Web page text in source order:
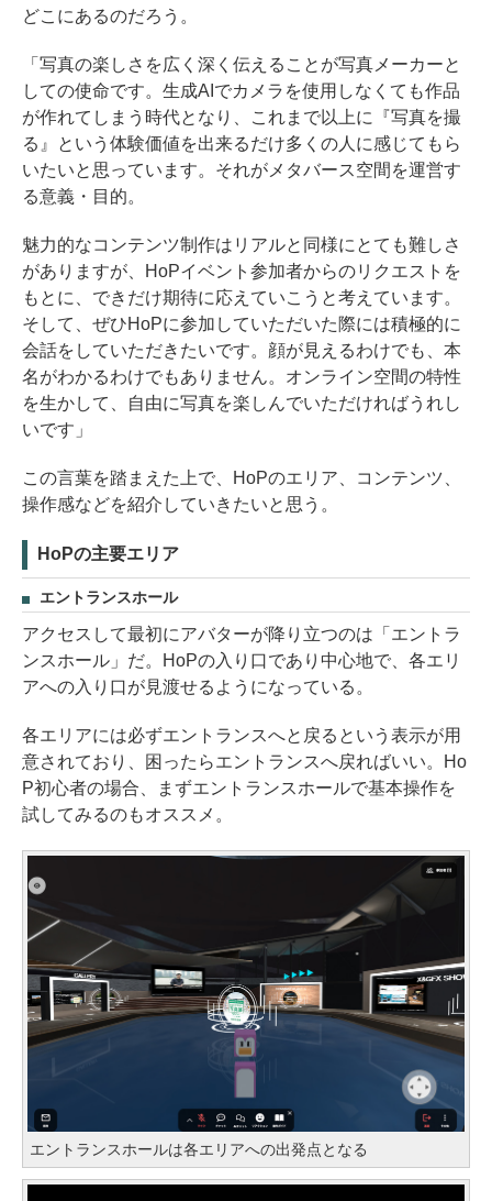
どこにあるのだろう。
「写真の楽しさを広く深く伝えることが写真メーカーと
しての使命です。生成AIでカメラを使用しなくても作品
が作れてしまう時代となり、これまで以上に『写真を撮
る』という体験価値を出来るだけ多くの人に感じてもら
いたいと思っています。それがメタバース空間を運営す
る意義・目的。
魅力的なコンテンツ制作はリアルと同様にとても難しさ
がありますが、HoPイベント参加者からのリクエストを
もとに、できだけ期待に応えていこうと考えています。
そして、ぜひHoPに参加していただいた際には積極的に
会話をしていただきたいです。顔が見えるわけでも、本
名がわかるわけでもありません。オンライン空間の特性
を生かして、自由に写真を楽しんでいただければうれし
いです」
この言葉を踏まえた上で、HoPのエリア、コンテンツ、
操作感などを紹介していきたいと思う。
HoPの主要エリア
エントランスホール
アクセスして最初にアバターが降り立つのは「エントラ
ンスホール」だ。HoPの入り口であり中心地で、各エリ
アへの入り口が見渡せるようになっている。
各エリアには必ずエントランスへと戻るという表示が用
意されており、困ったらエントランスへ戻ればいい。Ho
P初心者の場合、まずエントランスホールで基本操作を
試してみるのもオススメ。
エントランスホールは各エリアへの出発点となる